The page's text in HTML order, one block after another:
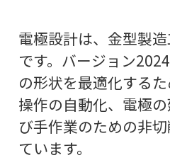
電極設計は、金型製
です。バージョン
の形状を最適化する
操作の自動化、電極
び手作業のための非
ています。